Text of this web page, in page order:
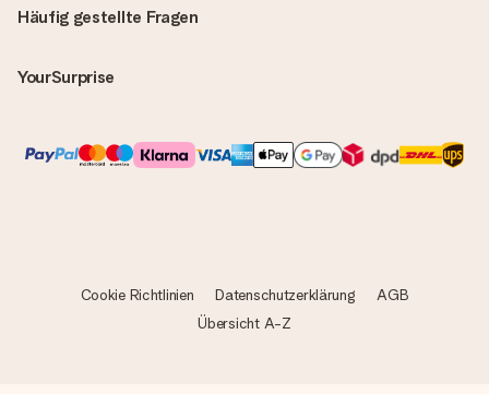
Häufig gestellte Fragen
YourSurprise
Cookie Richtlinien Datenschutzerklärung
AGB
Übersicht A-Z